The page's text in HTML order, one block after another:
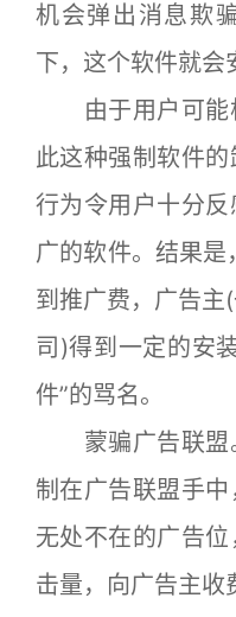
机会弹出消息欺
下，这个软件就会
由于用户可能
此这种强制软件
行为令用户十分
广的软件。结果
到推广费，广告主
司)得到一定的安
件”的骂名。
蒙骗广告联盟
制在广告联盟手
无处不在的广告
击量，向广告主收